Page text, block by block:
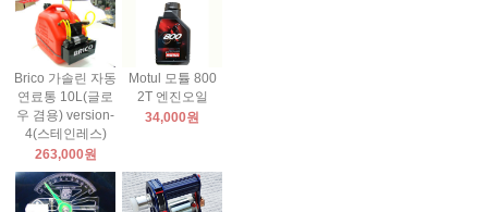
Brico 가솔린 자동
연료통 10L(글로
우 겸용) version-
4(스테인레스)
263,000원
Motul 모튤 800
2T 엔진오일
34,000원